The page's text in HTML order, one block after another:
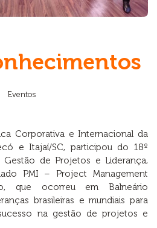
Eventos
Corporativa e Internacional da
e Itajaí/SC, participou do 18º
Gestão de Projetos e Liderança,
PMI – Project Management
que ocorreu em Balneário
brasileiras e mundiais para
na gestão de projetos e